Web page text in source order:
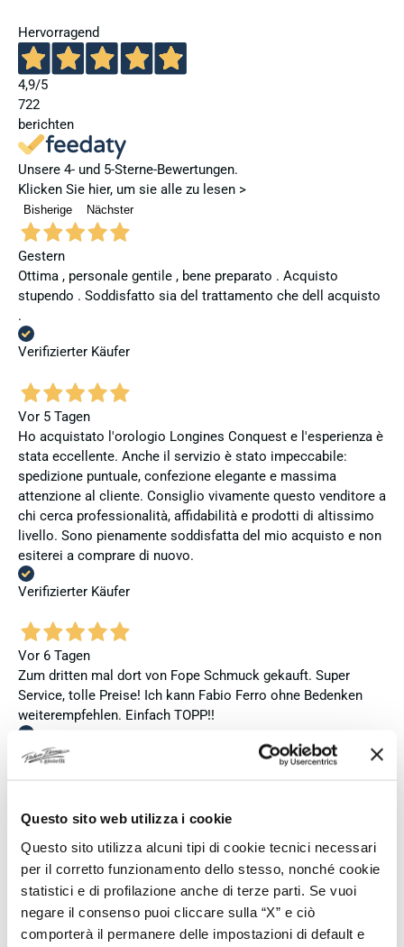
Questo sito web utilizza i cookie
Questo sito utilizza alcuni tipi di cookie tecnici necessari
per il corretto funzionamento dello stesso, nonché cookie
statistici e di profilazione anche di terze parti. Se vuoi
negare il consenso puoi cliccare sulla “X” e ciò
comporterà il permanere delle impostazioni di default e
Hervorragend
4,9/5
722
berichten
Unsere 4- und 5-Sterne-Bewertungen.
Klicken Sie hier, um sie alle zu lesen >
Bisherige Nächster
Gestern
Ottima , personale gentile , bene preparato . Acquisto
stupendo . Soddisfatto sia del trattamento che dell acquisto
.
Verifizierter Käufer
Vor 5 Tagen
Ho acquistato l'orologio Longines Conquest e l'esperienza è
stata eccellente. Anche il servizio è stato impeccabile:
spedizione puntuale, confezione elegante e massima
attenzione al cliente. Consiglio vivamente questo venditore a
chi cerca professionalità, affidabilità e prodotti di altissimo
livello. Sono pienamente soddisfatta del mio acquisto e non
esiterei a comprare di nuovo.
Verifizierter Käufer
Vor 6 Tagen
Zum dritten mal dort von Fope Schmuck gekauft. Super
Service, tolle Preise! Ich kann Fabio Ferro ohne Bedenken
weiterempfehlen. Einfach TOPP!!
Verifizierter Käufer
Vor 6 Tagen
neu, original und funktioniert einwandfrei. Besonders positiv
hervorheben möchte ich den attraktiven Preis sowie den
vollständig ausgefüllten und abgestempelten internationalen
Seiko-Garantieschein. Der Versand war außerdem schnell.
Dennoch vergebe ich 4 statt 5 Sterne, da die Lieferung nicht